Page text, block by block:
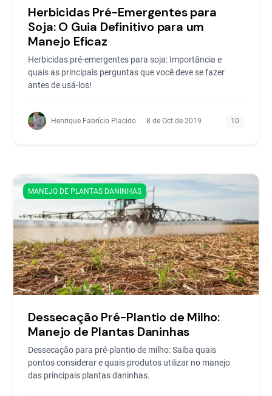
Herbicidas Pré-Emergentes para
Soja: O Guia Definitivo para um
Manejo Eficaz
Herbicidas pré-emergentes para soja: Importância e
quais as principais perguntas que você deve se fazer
antes de usá-los!
Henrique Fabrício Placido 8 de Oct de 2019 10
MANEJO DE PLANTAS DANINHAS
Dessecação Pré-Plantio de Milho:
Manejo de Plantas Daninhas
Dessecação para pré-plantio de milho: Saiba quais
pontos considerar e quais produtos utilizar no manejo
das principais plantas daninhas.